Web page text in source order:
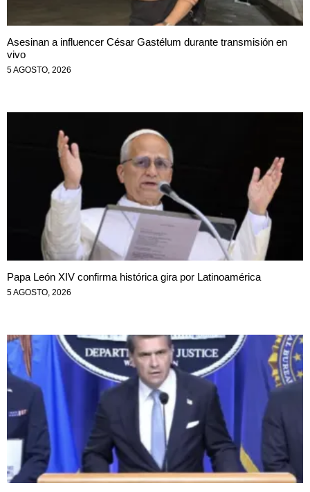
Asesinan a influencer César Gastélum durante transmisión en
vivo
5 AGOSTO, 2026
Papa León XIV confirma histórica gira por Latinoamérica
5 AGOSTO, 2026